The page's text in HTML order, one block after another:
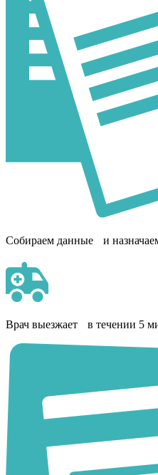
Собираем данные и
Врач выезжает в течении 5